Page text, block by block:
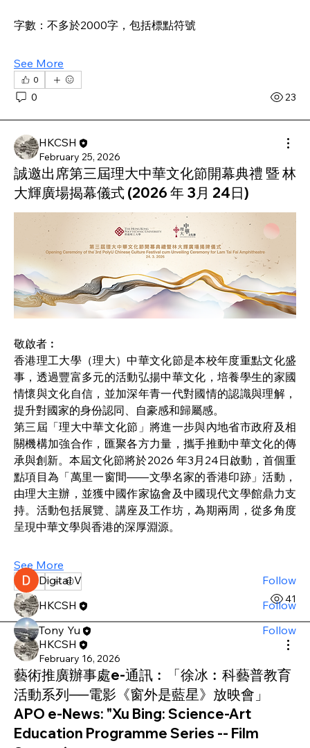
字數：不多於2000字，包括標點符號
See More
0
0 23
HKCSH
February 25, 2026
誠邀出席第三屆理大中華文化節開幕典禮 暨 林
大輝廣場揭幕儀式 (2026 年 3月 24日)
敬啟者︰
香港理工大學（理大）中華文化節是本校年度重點文化盛
事，透過豐富多元的活動弘揚中華文化，培養學生的家國
情懷與文化自信，並加深年青一代對國情的認識與理解，
提升對國家的身份認同、自豪感和歸屬感。
第三屆「理大中華文化節」將進一步與內地省市政府及相
關機構加強合作，匯聚各方力量，攜手推動中華文化的傳
承與創新。本屆文化節將於2026 年3月24日啟動，首個重
點項目為「萬里一窗間——文學名家的香港印跡」活動，
由理大主辦，並獲中國作家協會及中國現代文學館鼎力支
持。活動包括展覽、講座及工作坊，為期兩周，從多角度
呈現中華文學與香港的深厚淵源。
See More
0
0 41
HKCSH
February 16, 2026
藝術推廣辦事處e-通訊︰「徐冰︰科藝普教育
活動系列──電影《窗外是藍星》放映會」
APO e-News: "Xu Bing: Science-Art
Education Programme Series -- Film
About
Experience the richness of Chinese heritage and
culture thro ...
Read more
Members
Digital V
Follow
HKCSH
Follow
Tony Yu
Follow
See All Members (3)